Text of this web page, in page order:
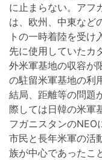
に止まらない。アフ
は、欧州、中東など
トの一時着陸を受け
先に使用していたカ
外米軍基地の収容が
の駐留米軍基地の利
結局、距離等の問題
際しては日韓の米軍
フガニスタンのNEO
市民と長年米軍の活
族が中心であったこ